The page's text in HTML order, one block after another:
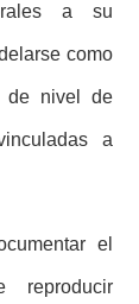
a su
como
de nivel de
a
el
reproducir